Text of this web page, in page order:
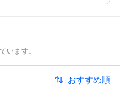
います。
おすすめ順